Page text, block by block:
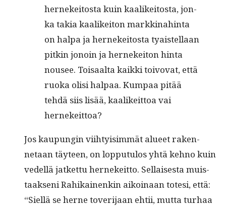
hernekeitos­ta kuin kaa­likeitos­ta, jon­
ka takia kaa­likeiton markki­nahin­ta
on hal­pa ja hernekeitos­ta tyais­tel­laan
pitkin jonoin ja hernekeiton hin­ta
nousee. Toisaal­ta kaik­ki toivo­vat, että
ruo­ka olisi hal­paa. Kumpaa pitää
tehdä siis lisää, kaa­likeit­toa vai
hernekeittoa?
Jos kaupun­gin viihty­isim­mät alueet raken­
netaan täy­teen, on lop­putu­los yhtä kehno kuin
vedel­lä jatket­tu hernekeit­to. Sel­l­ais­es­ta muis­
taak­seni Rahikainenkin aikoinaan tote­si, että:
“Siel­lä se herne tover­i­jaan ehtii, mut­ta turhaa